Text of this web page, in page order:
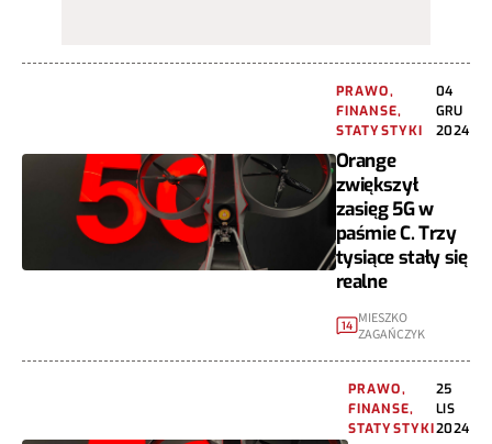
PRAWO,
FINANSE,
STATYSTYKI
04
GRU
2024
Orange
zwiększył
zasięg 5G w
paśmie C. Trzy
tysiące stały się
realne
14 MIESZKO
ZAGAŃCZYK
PRAWO,
FINANSE,
STATYSTYKI
25
LIS
2024